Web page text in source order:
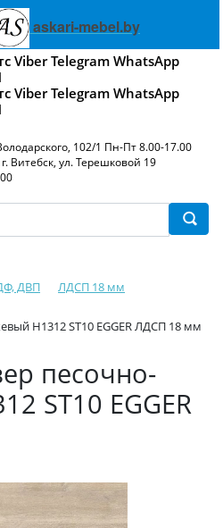
askari-mebel.by
Viber Telegram WhatsApp
Viber Telegram WhatsApp
102/1 Пн-Пт 8.00-17.00
Витебск, ул. Терешковой 19
ДВП
ЛДСП 18 мм
H1312 ST10 EGGER ЛДСП 18 мм
песочно-
ST10 EGGER